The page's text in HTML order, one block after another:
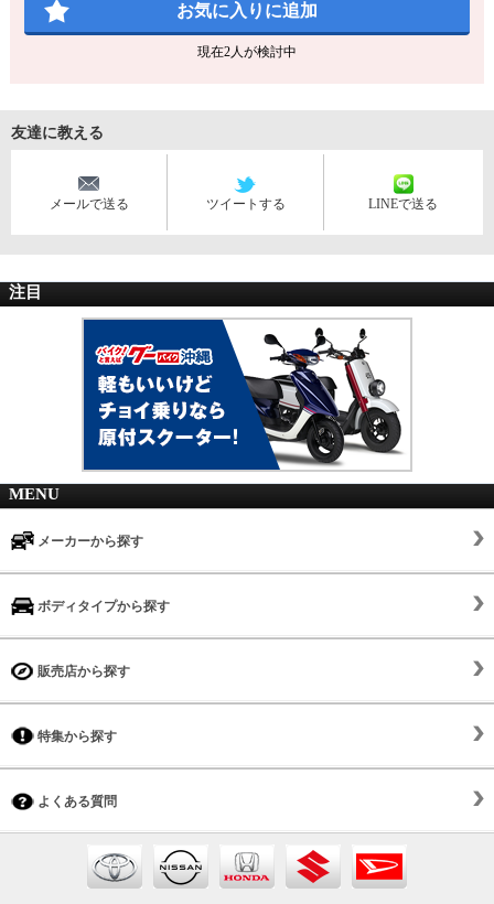
お気に入りに追加
現在2人が検討中
友達に教える
メールで送る ツイートする LINEで送る
注目
MENU
メーカーから探す
ボディタイプから探す
販売店から探す
特集から探す
よくある質問